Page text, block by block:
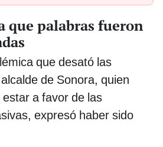
que palabras fueron
que desató las
de Sonora, quien
a favor de las
expresó haber sido